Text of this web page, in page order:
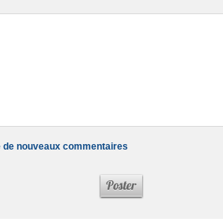
nouveaux commentaires